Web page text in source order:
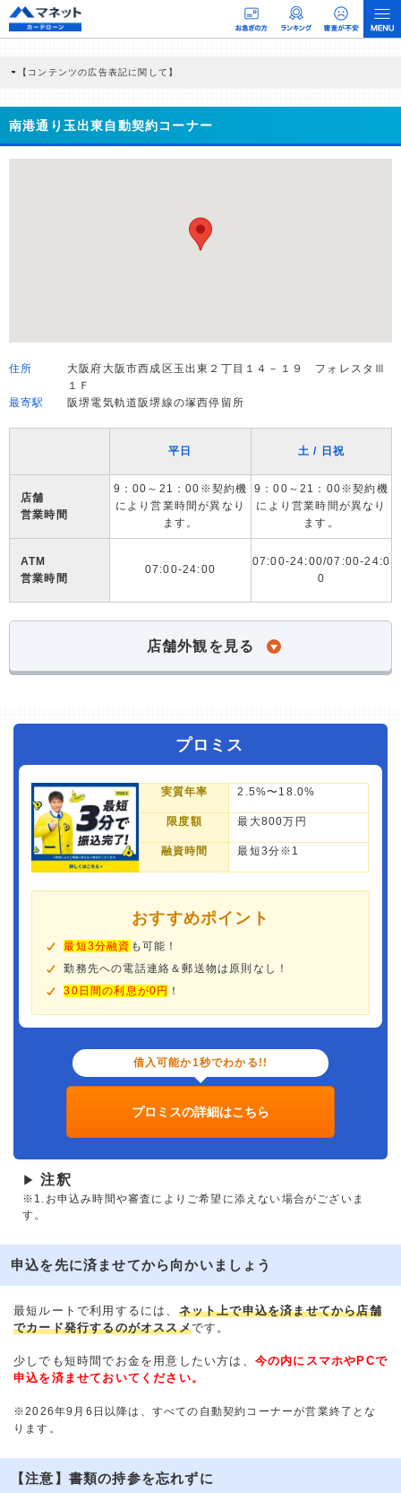
【コンテンツの広告表記に関して】
商品を根拠なくPRするものではなく、当編集部の調査／ユーザーへの口コミ収集な
どに基づき、公平性を担保した情報提供を行っています。
>提携企業一覧
南港通り玉出東自動契約コーナー
住所
大阪府大阪市西成区玉出東２丁目１４－１９ フォレスタⅢ
１Ｆ
最寄駅
阪堺電気軌道阪堺線の塚西停留所
平日 土 / 日祝
店舗
営業時間
9：00～21：00※契約機
により営業時間が異なり
ます。
9：00～21：00※契約機
により営業時間が異なり
ます。
ATM
営業時間
07:00-24:00
07:00-24:00/07:00-24:0
0
店舗外観を見る
プロミス
実質年率 2.5%〜18.0%
限度額 最大800万円
融資時間 最短3分※1
おすすめポイント
最短3分融資 も可能！
勤務先への電話連絡＆郵送物は原則なし！
30日間の利息が0円 ！
借入可能か1秒でわかる!!
プロミスの詳細はこちら
▶ 注釈
※1.お申込み時間や審査によりご希望に添えない場合がございま
す。
申込を先に済ませてから向かいましょう
最短ルートで利用するには、 ネット上で申込を済ませてから店舗
でカード発行するのがオススメです。
少しでも短時間でお金を用意したい方は、 今の内にスマホやPCで
申込を済ませておいてください。
※2026年9月6日以降は、すべての自動契約コーナーが営業終了とな
ります。
【注意】書類の持参を忘れずに